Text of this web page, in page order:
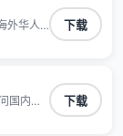
外华人
全球高
下载
国内网
乐卡顿
掉线,畅
下载